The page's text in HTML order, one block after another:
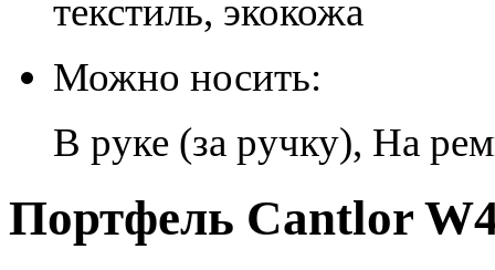
текстиль, экокожа
Можно носить:
В руке (за ручку), На
Портфель Cantlor